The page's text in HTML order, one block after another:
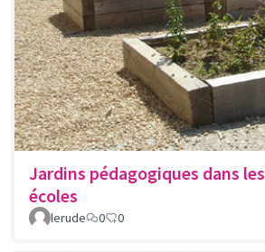
Jardins pédagogiques dans les
écoles
lerude 0 0